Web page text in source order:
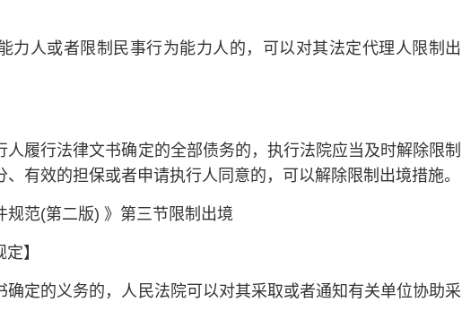
人或者限制民事行为能力人的，可以对其法定代理人限制出
行法律文书确定的全部债务的，执行法院应当及时解除限制
有效的担保或者申请执行人同意的，可以解除限制出境措施。
范(第二版) 》第三节限制出境
】
定的义务的，人民法院可以对其采取或者通知有关单位协助采